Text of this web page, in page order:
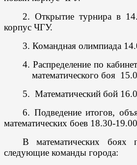
2. Открытие турнира в
корпус ЧГУ.
3. Командная олимпиада
4. Распределение по
математического боя
5. Математический бой
6. Подведение итогов,
математических боев 18.30-
В математических боях
следующие команды города: